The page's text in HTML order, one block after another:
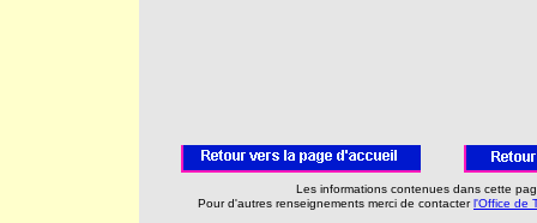
Les informations contenues dans cette
Pour d'autres renseignements merci de contacterl'Office de